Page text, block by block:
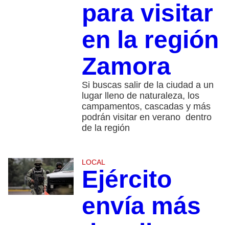
para visitar
en la región
Zamora
Si buscas salir de la ciudad a un
lugar lleno de naturaleza, los
campamentos, cascadas y más
podrán visitar en verano dentro
de la región
LOCAL
Ejército
envía más